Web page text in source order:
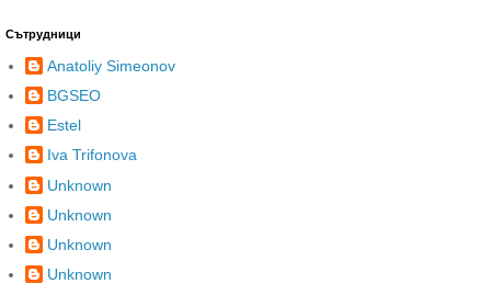
Сътрудници
Anatoliy Simeonov
BGSEO
Estel
Iva Trifonova
Unknown
Unknown
Unknown
Unknown